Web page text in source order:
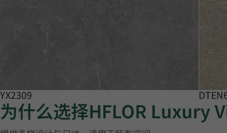
YX2309
为什么选择HFLOR Luxury